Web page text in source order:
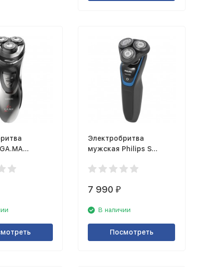
Электробритва
мужская Philips S
7 990₽
В наличии
Посмотреть